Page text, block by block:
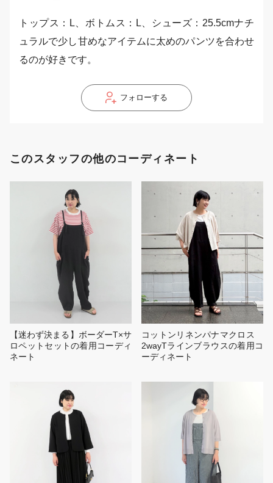
トップス：L、ボトムス：L、シューズ：25.5cmナチ
ュラルで少し甘めなアイテムに太めのパンツを合わせ
るのが好きです。
フォローする
このスタッフの他のコーディネート
【迷わず決まる】ボーダーT×サ
ロペットセットの着用コーディ
ネート
コットンリネンパナマクロス
2wayTラインブラウスの着用コ
ーディネート